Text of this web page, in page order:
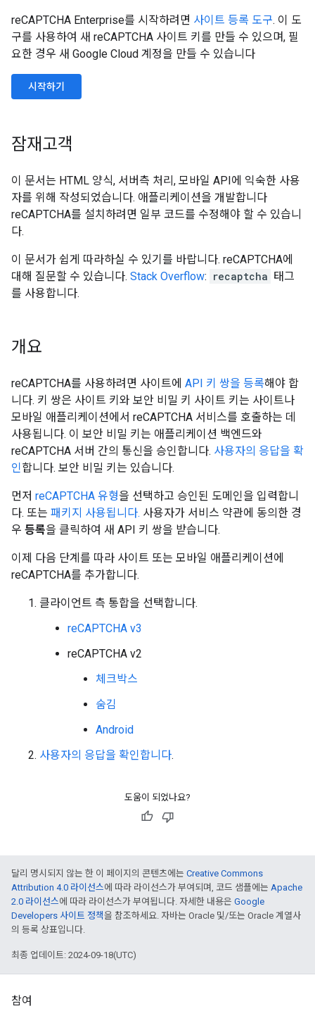
reCAPTCHA Enterprise를 시작하려면 사이트 등록 도구. 이 도
구를 사용하여 새 reCAPTCHA 사이트 키를 만들 수 있으며, 필
요한 경우 새 Google Cloud 계정을 만들 수 있습니다
시작하기
잠재고객
이 문서는 HTML 양식, 서버측 처리, 모바일 API에 익숙한 사용
자를 위해 작성되었습니다. 애플리케이션을 개발합니다
reCAPTCHA를 설치하려면 일부 코드를 수정해야 할 수 있습니
다.
이 문서가 쉽게 따라하실 수 있기를 바랍니다. reCAPTCHA에
대해 질문할 수 있습니다. Stack Overflow: recaptcha 태그
를 사용합니다.
개요
reCAPTCHA를 사용하려면 사이트에 API 키 쌍을 등록해야 합
니다. 키 쌍은 사이트 키와 보안 비밀 키 사이트 키는 사이트나
모바일 애플리케이션에서 reCAPTCHA 서비스를 호출하는 데
사용됩니다. 이 보안 비밀 키는 애플리케이션 백엔드와
reCAPTCHA 서버 간의 통신을 승인합니다. 사용자의 응답을 확
인합니다. 보안 비밀 키는 있습니다.
먼저 reCAPTCHA 유형을 선택하고 승인된 도메인을 입력합니
다. 또는 패키지 사용됩니다. 사용자가 서비스 약관에 동의한 경
우 등록을 클릭하여 새 API 키 쌍을 받습니다.
이제 다음 단계를 따라 사이트 또는 모바일 애플리케이션에
reCAPTCHA를 추가합니다.
클라이언트 측 통합을 선택합니다.
reCAPTCHA v3
reCAPTCHA v2
체크박스
숨김
Android
사용자의 응답을 확인합니다.
도움이 되었나요?
달리 명시되지 않는 한 이 페이지의 콘텐츠에는 Creative Commons
Attribution 4.0 라이선스에 따라 라이선스가 부여되며, 코드 샘플에는 Apache
2.0 라이선스에 따라 라이선스가 부여됩니다. 자세한 내용은 Google
Developers 사이트 정책을 참조하세요. 자바는 Oracle 및/또는 Oracle 계열사
의 등록 상표입니다.
최종 업데이트: 2024-09-18(UTC)
참여